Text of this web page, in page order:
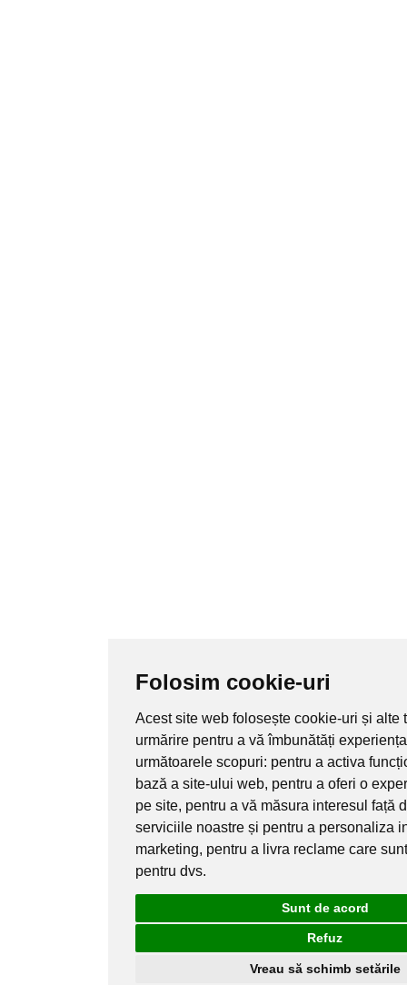
Folosim cookie-uri
Acest site web folosește cookie-uri și alte
urmărire pentru a vă îmbunătăți
următoarele scopuri: pentru a activa
bază a site-ului web, pentru a oferi o
pe site, pentru a vă măsura interesul față
serviciile noastre și pentru a personaliza
marketing, pentru a livra reclame care
pentru dvs.
Sunt de acord
Refuz
Vreau să schimb setările